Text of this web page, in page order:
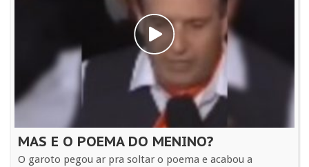
MAS E O POEMA DO MENINO?
O garoto pegou ar pra soltar o poema e acabou a